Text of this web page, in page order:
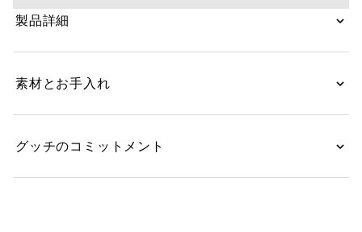
ネイビー＆マルチカラーのGGウールで仕立てました。
製品詳細
素材とお手入れ
グッチのコミットメント